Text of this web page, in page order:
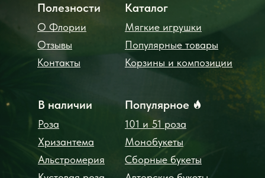
Полезности
О Флории
Отзывы
Контакты
Каталог
Мягкие игрушки
Популярные товары
Корзины и композиции
В наличии
Роза
Хризантема
Альстромерия
Популярное
101 и 51 роза
Монобукеты
Сборные букеты